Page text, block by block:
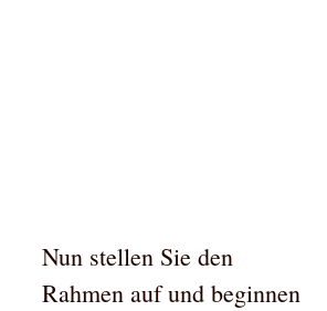
Nun stellen Sie den
Rahmen auf und beginnen